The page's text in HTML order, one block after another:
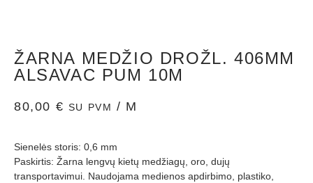
ŽARNA MEDŽIO DROŽL. 406MM
ALSAVAC PUM 10M
80,00 € SU PVM / M
Sienelės storis: 0,6 mm
Paskirtis: Žarna lengvų kietų medžiagų, oro, dujų
transportavimui. Naudojama medienos apdirbimo, plastiko,